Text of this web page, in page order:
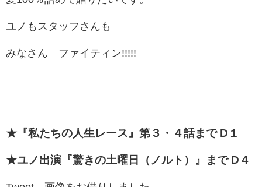
ユノもスタッフさんも
みなさん ファイティン!!!!!
★『私たちの人生レース』第３・４話まで D１
★ユノ出演『驚きの土曜日（ノルト）』まで D４